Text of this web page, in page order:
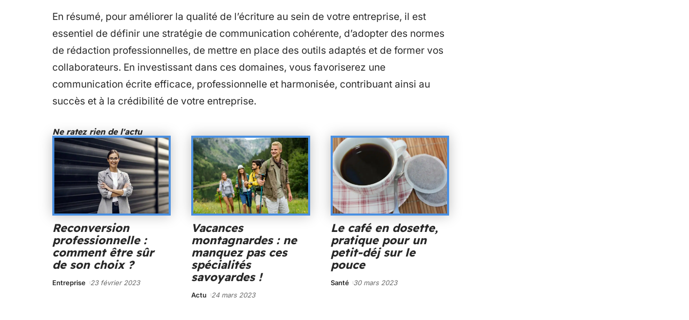
En résumé, pour améliorer la qualité de l’écriture au sein de votre entreprise, il est
essentiel de définir une stratégie de communication cohérente, d’adopter des normes
de rédaction professionnelles, de mettre en place des outils adaptés et de former vos
collaborateurs. En investissant dans ces domaines, vous favoriserez une
communication écrite efficace, professionnelle et harmonisée, contribuant ainsi au
succès et à la crédibilité de votre entreprise.
Ne ratez rien de l'actu
Reconversion
professionnelle :
comment être sûr
de son choix ?
Entreprise 23 février 2023
Vacances
montagnardes : ne
manquez pas ces
spécialités
savoyardes !
Actu 24 mars 2023
Le café en dosette,
pratique pour un
petit-déj sur le
pouce
Santé 30 mars 2023